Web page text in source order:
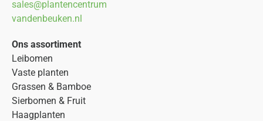
sales@plantencentrum
vandenbeuken.nl
Ons assortiment
Leibomen
Vaste planten
Grassen & Bamboe
Sierbomen & Fruit
Haagplanten